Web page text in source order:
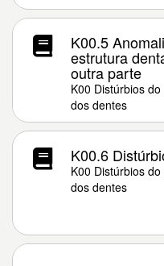
K00.5
estrutura
outra parte
K00 Distúrbios
dos dentes
K00.6
K00 Distúrbios
dos dentes